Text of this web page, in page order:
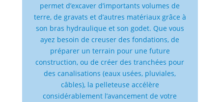
permet d’excaver d’importants volumes de
terre, de gravats et d’autres matériaux grâce à
son bras hydraulique et son godet. Que vous
ayez besoin de creuser des fondations, de
préparer un terrain pour une future
construction, ou de créer des tranchées pour
des canalisations (eaux usées, pluviales,
câbles), la pelleteuse accélère
considérablement l’avancement de votre